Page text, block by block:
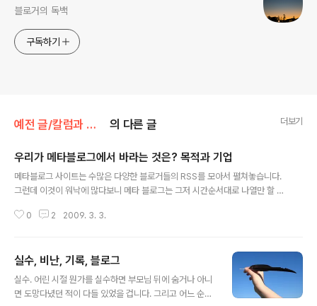
블로거의 독백
구독하기
예전 글/칼럼과 단상 의 다른 글 더보기
우리가 메타블로그에서 바라는 것은? 목적과 기업
메타블로그 사이트는 수많은 다양한 블로거들의 RSS를 모아서 펼쳐놓습니다.
그런데 이것이 워낙에 많다보니 메타 블로그는 그저 시간순서대로 나열만 할 수
추천하는 글을 상위에 표시하게끔하는 것입니다. 결국 많은 추천을 받은 글들은
털 또는 블로그 허브라고 불리운다. 자신의 사이트에 등록된 블로그들의 RSS를
한꺼번에 보여주는 역할을 한다. 이로 인해 아젠다나 커뮤니티의 형성등이 가능
하다.(위키백과) 목적에 관하여... 의미론적으로 볼 때 우리는 메타블로그에서
0 2 2009. 3. 3.
실수, 비난, 기록, 블로그
실수. 어린 시절 뭔가를 실수하면 부모님 뒤에 숨거나 아니
면 도망다녔던 적이 다들 있었을 겁니다. 그리고 어느 순간